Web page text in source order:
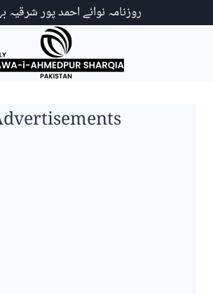
روزنامہ نوائے احمد پور شرقیہ